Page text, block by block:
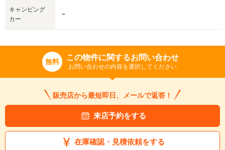
キャンピング
カー
－
無料 この物件に関するお問い合わせ
お問い合わせの内容を選択してください
販売店から最短即日、メールで返答！
来店予約をする
在庫確認・見積依頼をする